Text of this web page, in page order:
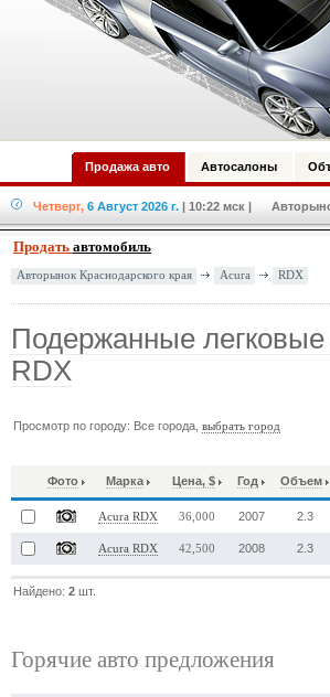
Продажа авто Автосалоны
Четверг, 6 Август 2026 г. | 10:22 мск | Авторынок
Продать автомобиль
Авторынок Краснодарского края Acura RDX
Подержанные
RDX
Просмотр по городу: Все города,выбрать город
Фото Марка Цена, $ Год Объем
Acura RDX 36,000 2007 2.3
Acura RDX 42,500 2008 2.3
Найдено:2 шт.
Горячие авто предложения